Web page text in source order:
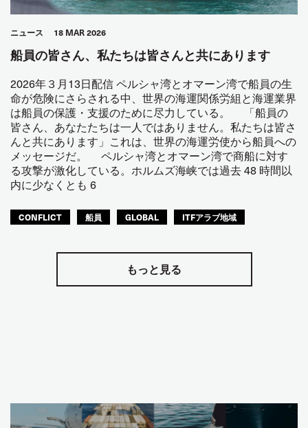
ニュース 18 MAR 2026
船員の皆さん、私たちは皆さんと共にあります
2026年３月13日配信 ペルシャ湾とオマーン湾で船員の生
命が危険にさらされる中、世界の海運関係労組と海運業界
は船員の保護・支援のために尽力している。 「船員の
皆さん、あなたたちは一人ではありません。私たちは皆さ
んと共にあります」これは、世界の海運労使から船員への
メッセージだ。 ペルシャ湾とオマーン湾で商船に対す
る攻撃が激化している。ホルムズ海峡では過去 48 時間以
内に少なくとも 6
CONFLICT 船員 GLOBAL ITFアラブ地域
もっと見る